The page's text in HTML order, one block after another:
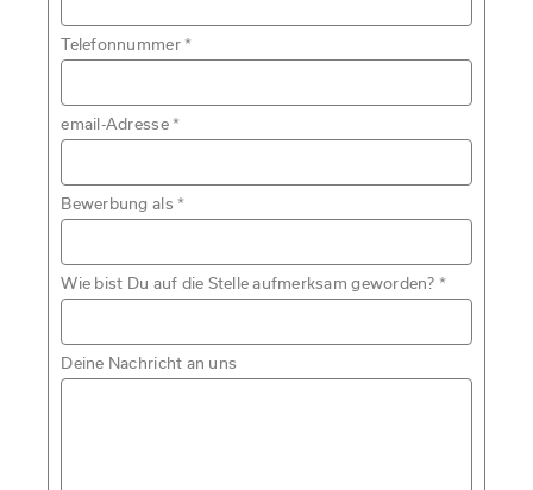
Telefonnummer*
email-Adresse*
Bewerbung als *
Wie bist Du auf die Stelle aufmerksam geworden? *
Deine Nachricht an uns